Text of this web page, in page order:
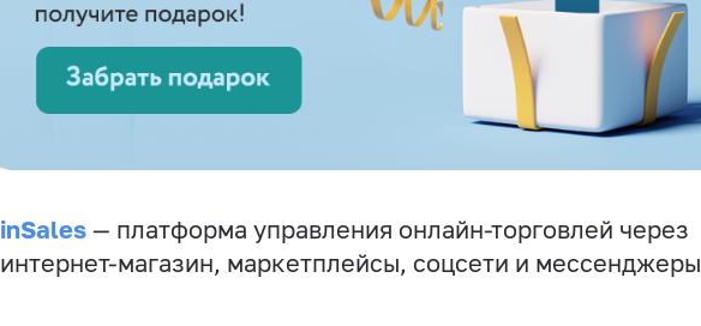
inSales — платформа управления онлайн-торговлей через
интернет-магазин, маркетплейсы, соцсети и мессенджеры